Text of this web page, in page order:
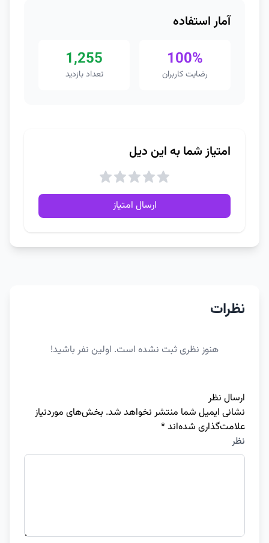
آمار استفاده
100%
رضایت کاربران
1,255
تعداد بازدید
امتیاز شما به این دیل
ارسال امتیاز
نظرات
هنوز نظری ثبت نشده است. اولین نفر باشید!
ارسال نظر
نشانی ایمیل شما منتشر نخواهد شد. بخش‌های موردنیاز
علامت‌گذاری شده‌اند*
نظر